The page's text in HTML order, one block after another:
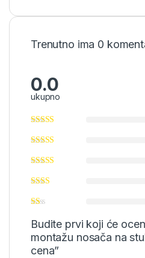
Trenutno ima 0
0.0
ukupno
Budite prvi koji će
montažu nosača na
cena”